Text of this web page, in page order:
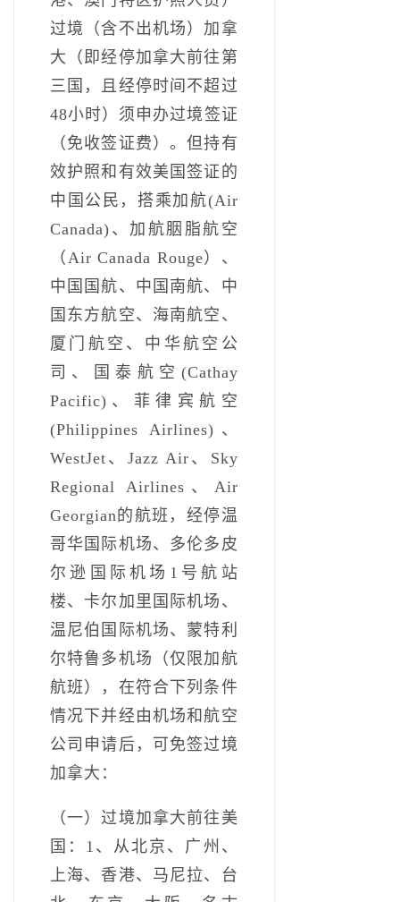
过境（含不出机场）加拿
大（即经停加拿大前往第
三国，且经停时间不超过
48小时）须申办过境签证
（免收签证费）。但持有
效护照和有效美国签证的
中国公民，搭乘加航(Air
Canada)、加航胭脂航空
（Air Canada Rouge）、
中国国航、中国南航、中
国东方航空、海南航空、
厦门航空、中华航空公
司、国泰航空(Cathay
Pacific)、菲律宾航空
(Philippines Airlines)、
WestJet、Jazz Air、Sky
Regional Airlines、Air
Georgian的航班，经停温
哥华国际机场、多伦多皮
尔逊国际机场1号航站
楼、卡尔加里国际机场、
温尼伯国际机场、蒙特利
尔特鲁多机场（仅限加航
航班），在符合下列条件
情况下并经由机场和航空
公司申请后，可免签过境
加拿大：
（一）过境加拿大前往美
国：1、从北京、广州、
上海、香港、马尼拉、台